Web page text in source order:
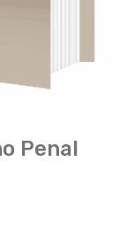
Penal